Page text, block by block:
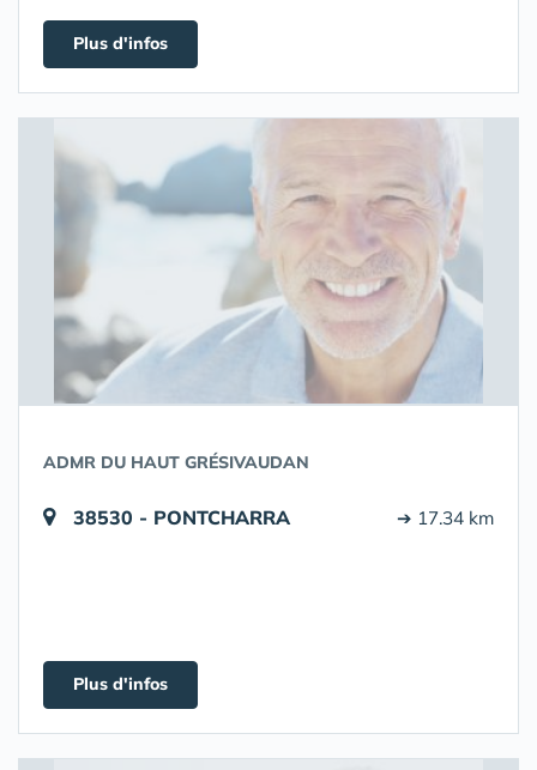
Plus d'infos
ADMR DU HAUT GRÉSIVAUDAN
38530 - PONTCHARRA ➔ 17.34 km
Plus d'infos